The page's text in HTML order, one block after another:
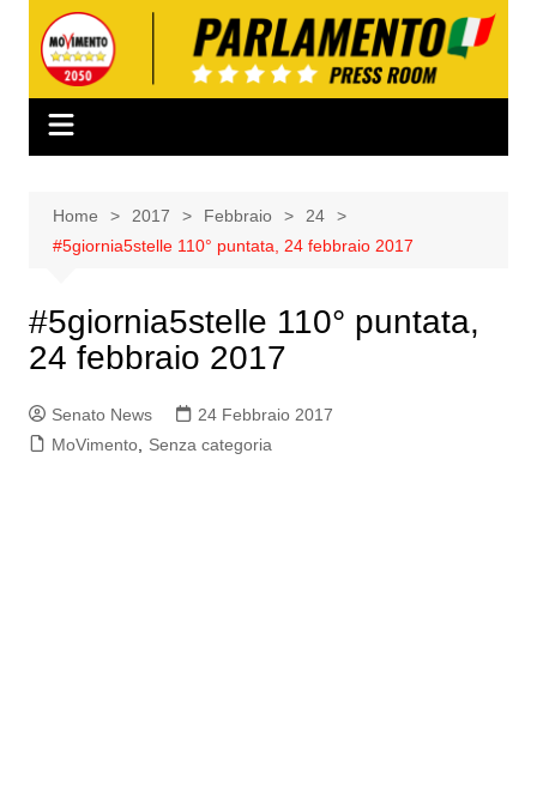
contenuto
Home 2017 Febbraio
24
#5giornia5stelle 110° puntata, 24 febbraio 2017
#5giornia5stelle 110° puntata,
24 febbraio 2017
Senato News
24 Febbraio 2017
MoVimento, Senza categoria